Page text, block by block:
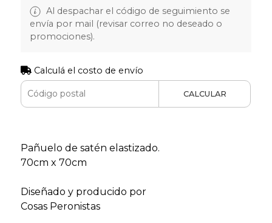
Al despachar el código de seguimiento se
envía por mail (revisar correo no deseado o
promociones).
Calculá el costo de envío
CALCULAR
Pañuelo de satén elastizado.
70cm x 70cm
Diseñado y producido por
Cosas Peronistas